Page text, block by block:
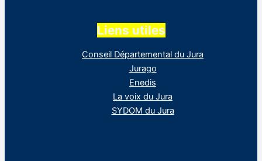
Liens utiles
Conseil Départemental du Jura
Jurago
Enedis
La voix du Jura
SYDOM du Jura